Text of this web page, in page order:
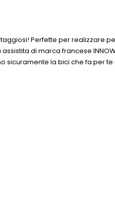
Perfette per realizzare
di marca francese
sicuramente la bici che fa per